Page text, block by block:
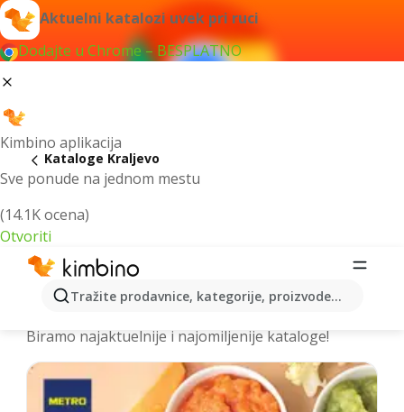
Aktuelni katalozi uvek pri ruci
Dodajte u Chrome – BESPLATNO
Kimbino aplikacija
Sve ponude na jednom mestu
(14.1K ocena)
Otvoriti
Tražite prodavnice, kategorije, proizvode...
Kataloge Kraljevo
Izdvojili smo za vas najbolje akcije za
Biramo najaktuelnije i najomiljenije kataloge!